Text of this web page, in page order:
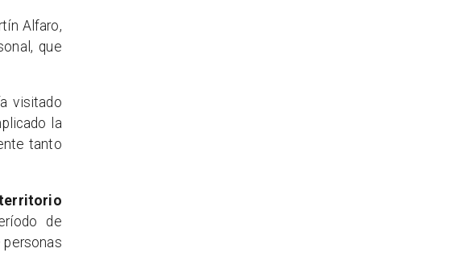
Alfaro,
que
visitado
la
tanto
territorio
de
personas